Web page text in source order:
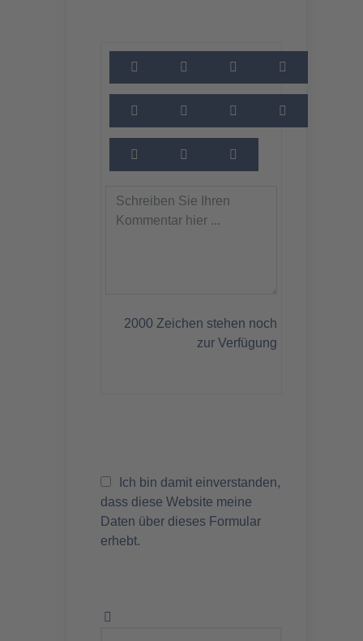
2000 Zeichen stehen noch
zur Verfügung
Ich bin damit einverstanden,
dass diese Website meine
Daten über dieses Formular
erhebt.